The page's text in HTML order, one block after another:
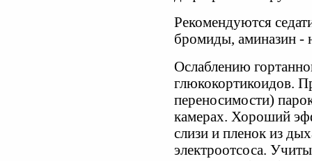
Рекомендуются
бромиды, аминазин -
Ослаблению
глюкокортикоидов.
переносимости)
камерах. Хороший
слизи и пленок из
электроотсоса.